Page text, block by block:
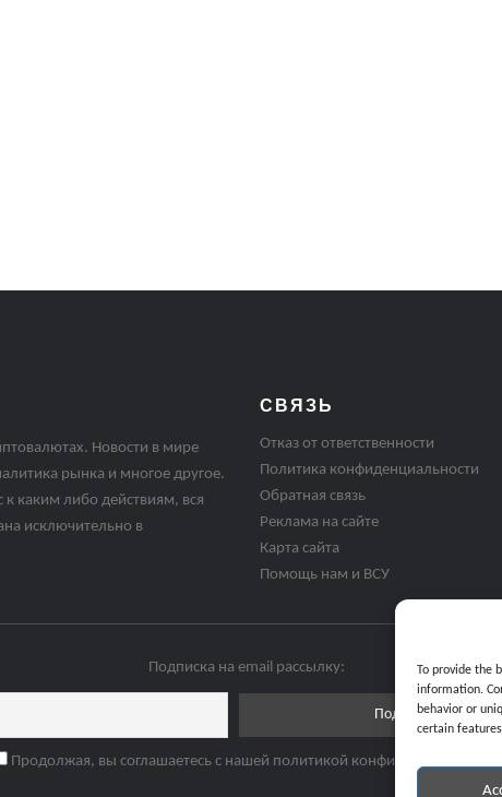
To provide the
information.
behavior or
certain
Новости в мире
рынка и многое другое.
каким либо действиям, вся
исключительно в
СВЯЗЬ
Отказ от ответственности
Политика конфиденциальности
Обратная связь
Реклама на сайте
Карта сайта
Помощь нам и ВСУ
Подписка на email рассылку:
Продолжая, вы соглашаетесь с нашей политикой конфиденциальности